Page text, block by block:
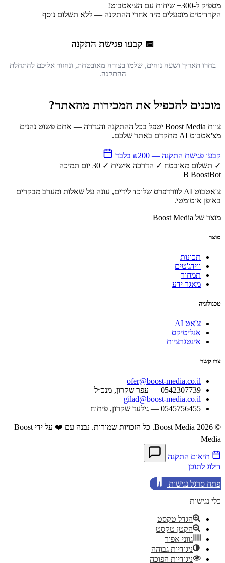
מספיק ל-300+ שיחות עם הצ׳אטבוט!
הקרדיטים מופעלים מיד אחרי ההתקנה — ללא תשלום נוסף
📅 קבעו פגישת התקנה
בחרו תאריך ושעה נוחים, שלמו בצורה מאובטחת, ונחזור אליכם להתחלת
ההתקנה.
מוכנים להכפיל את המכירות מהאתר?
צוות Boost Media יטפל בכל ההתקנה והגדרה — אתם פשוט נהנים
מצ'אטבוט AI מתקדם באתר שלכם.
קבעו פגישת התקנה — ₪200 בלבד
✓ תשלום מאובטח ✓ הדרכה אישית ✓
B BoostBot
צ'אטבוט AI לוורדפרס שלוכד לידים, עונה על שאלות ומערב מבקרים
באופן אוטומטי.
מוצר של Boost Media
מוצר
תכונות
ווידג'טים
תמחור
מאגר ידע
טכנולוגיה
צ'אט AI
אנליטיקס
אינטגרציות
צרו קשר
ofer@boost-media.co.il
0542307739 — עפר שקרון, מנכ״ל
gilad@boost-media.co.il
0545756455 — גילעד שקרון, פיתוח
© 2026 Boost Media. כל הזכויות שמורות.
נבנה עם ❤️ על ידי Boost
Media
תיאום התקנה
דילוג לתוכן
פתח סרגל נגישות
כלי נגישות
הגדל טקסט
הקטן טקסט
גווני אפור
ניגודיות גבוהה
ניגודיות הפוכה